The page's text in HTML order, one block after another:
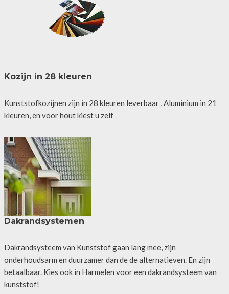
Kozijn in 28 kleuren
Kunststofkozijnen zijn in 28 kleuren leverbaar , Aluminium in 21
kleuren, en voor hout kiest u zelf
Dakrandsystemen
Dakrandsysteem van Kunststof gaan lang mee, zijn
onderhoudsarm en duurzamer dan de de alternatieven. En zijn
betaalbaar. Kies ook in Harmelen voor een dakrandsysteem van
kunststof!